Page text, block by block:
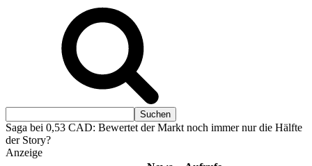
Saga bei 0,53 CAD: Bewertet der Markt noch immer nur die Hälfte
der Story?
Anzeige